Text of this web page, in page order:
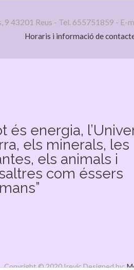
9 43201 Reus - Tel. 655751859 - E-
Horaris i informació de
és energia,
els minerals, les
els animals i
com éssers
Copyright © 2020 Irevic Designed by: